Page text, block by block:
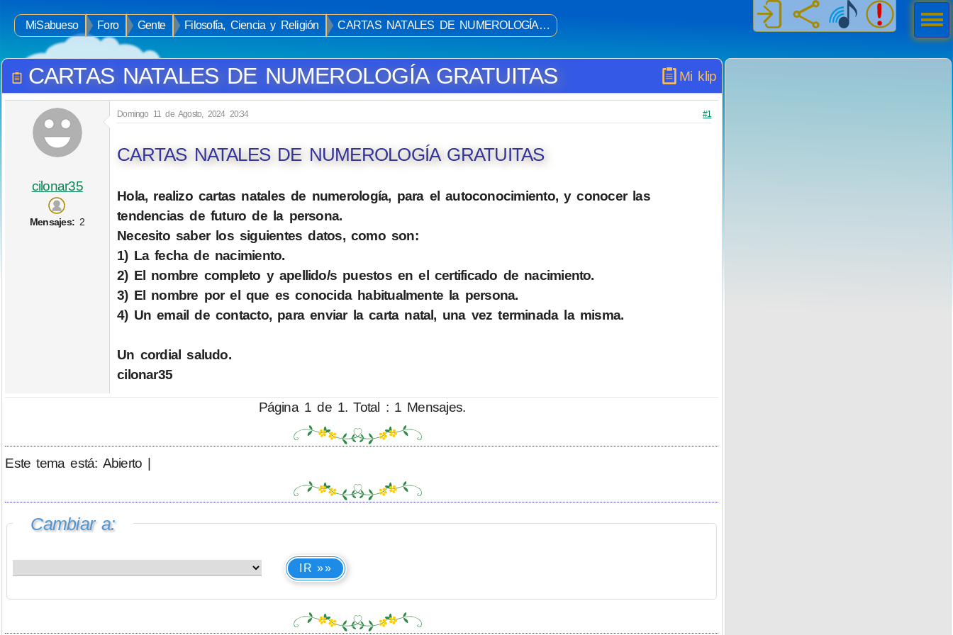
MiSabueso Foro Gente Filosofía, Ciencia y Religión CARTAS NATALES DE NUMEROLOGÍA…
Mi klip
CARTAS NATALES DE NUMEROLOGÍA GRATUITAS
cilonar35
Mensajes: 2
Domingo 11 de Agosto, 2024 20:34 #1
CARTAS NATALES DE NUMEROLOGÍA GRATUITAS
Hola, realizo cartas natales de numerología, para el autoconocimiento, y conocer las
tendencias de futuro de la persona.
Necesito saber los siguientes datos, como son:
1) La fecha de nacimiento.
2) El nombre completo y apellido/s puestos en el certificado de nacimiento.
3) El nombre por el que es conocida habitualmente la persona.
4) Un email de contacto, para enviar la carta natal, una vez terminada la misma.
Un cordial saludo.
cilonar35
Página 1 de 1. Total : 1 Mensajes.
Este tema está: Abierto |
Cambiar a:
IR »»
Men
ú